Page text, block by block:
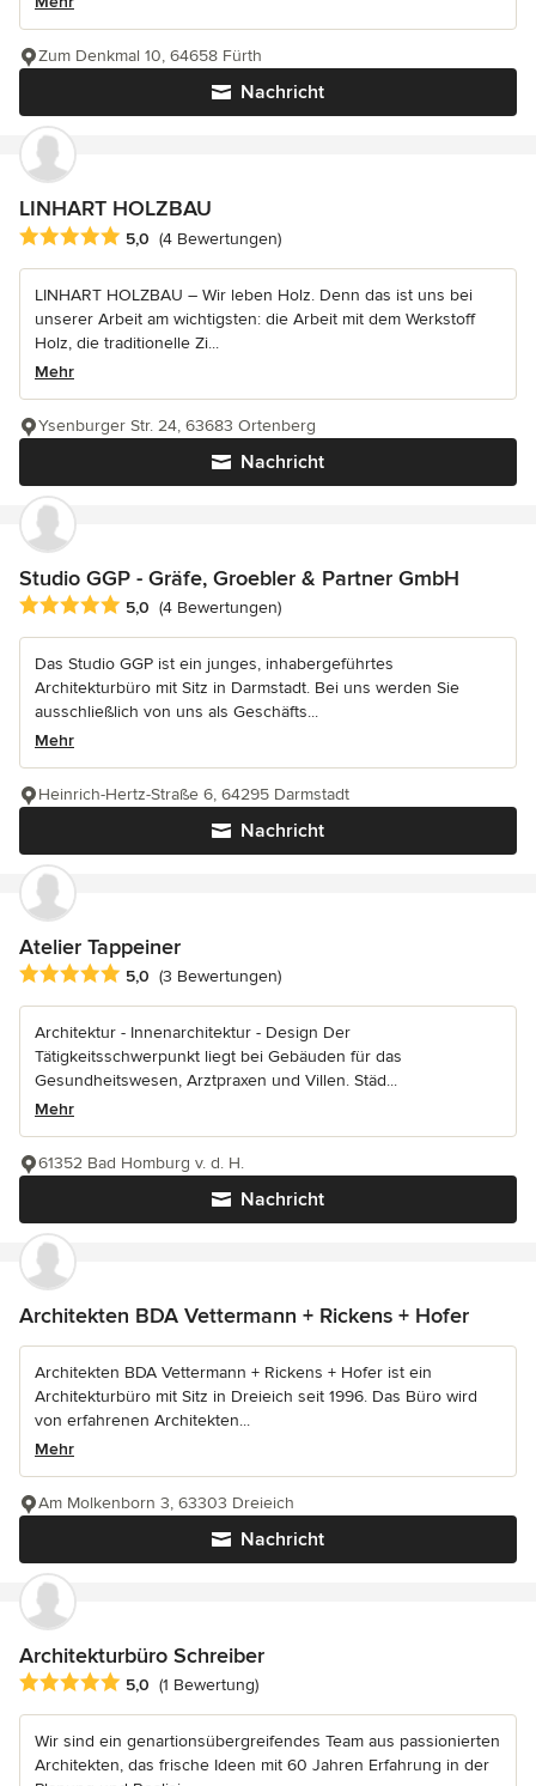
Nachricht
Zum Denkmal 10, 64658 Fürth
LINHART HOLZBAU
Durchschnittliche Bewertung: 5 von 5 Sternen
5,0 (4 Bewertungen)
LINHART HOLZBAU – Wir leben Holz. Denn das ist uns bei
unserer Arbeit am wichtigsten: die Arbeit mit dem Werkstoff
Holz, die traditionelle Zi...
Mehr
Nachricht
Ysenburger Str. 24, 63683 Ortenberg
Studio GGP - Gräfe, Groebler & Partner GmbH
Durchschnittliche Bewertung: 5 von 5 Sternen
5,0 (4 Bewertungen)
Das Studio GGP ist ein junges, inhabergeführtes
Architekturbüro mit Sitz in Darmstadt. Bei uns werden Sie
ausschließlich von uns als Geschäfts...
Mehr
Nachricht
Heinrich-Hertz-Straße 6, 64295 Darmstadt
Atelier Tappeiner
Durchschnittliche Bewertung: 5 von 5 Sternen
5,0 (3 Bewertungen)
Architektur - Innenarchitektur - Design Der
Tätigkeitsschwerpunkt liegt bei Gebäuden für das
Gesundheitswesen, Arztpraxen und Villen. Städ...
Mehr
Nachricht
61352 Bad Homburg v. d. H.
Architekten BDA Vettermann + Rickens + Hofer
Architekten BDA Vettermann + Rickens + Hofer ist ein
Architekturbüro mit Sitz in Dreieich seit 1996. Das Büro wird
von erfahrenen Architekten...
Mehr
Nachricht
Am Molkenborn 3, 63303 Dreieich
Architekturbüro Schreiber
Durchschnittliche Bewertung: 5 von 5 Sternen
5,0 (1 Bewertung)
Wir sind ein genartionsübergreifendes Team aus passionierten
Architekten, das frische Ideen mit 60 Jahren Erfahrung in der